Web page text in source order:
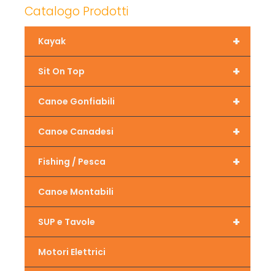
Catalogo Prodotti
+
Kayak
+
Sit On Top
+
Canoe Gonfiabili
+
Canoe Canadesi
+
Fishing / Pesca
Canoe Montabili
+
SUP e Tavole
Motori Elettrici